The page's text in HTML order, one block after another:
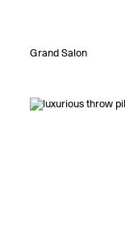
Grand Salon